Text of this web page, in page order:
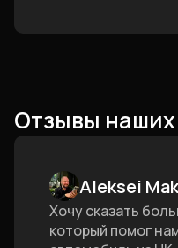
Отзывы наших
Aleksei
Хочу сказать
который помог